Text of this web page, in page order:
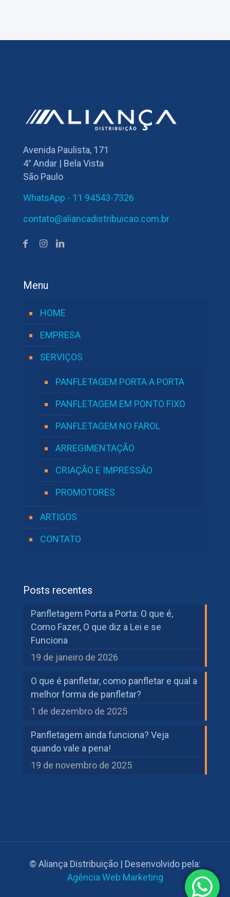
Avenida Paulista, 171
4° Andar | Bela Vista
São Paulo
WhatsApp - 11 94543-7326
contato@aliancadistribuicao.com.br
Menu
HOME
EMPRESA
SERVIÇOS
PANFLETAGEM PORTA A PORTA
PANFLETAGEM EM PONTO FIXO
PANFLETAGEM NO FAROL
ARREGIMENTAÇÃO
CRIAÇÃO E IMPRESSÃO
PROMOTORES
ARTIGOS
CONTATO
Posts recentes
Panfletagem Porta a Porta: O que é,
Como Fazer, O que diz a Lei e se
Funciona
19 de janeiro de 2026
O que é panfletar, como panfletar e qual a
melhor forma de panfletar?
1 de dezembro de 2025
Panfletagem ainda funciona? Veja
quando vale a pena!
19 de novembro de 2025
© Aliança Distribuição | Desenvolvido pela:
Agência Web Marketing